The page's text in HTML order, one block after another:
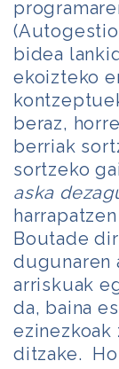
bidea
ekoizteko
beraz,
berriak
sortzeko
aska
Boutade
dugunaren
arriskuak
da, baina
ezinezkoak
ditzake.